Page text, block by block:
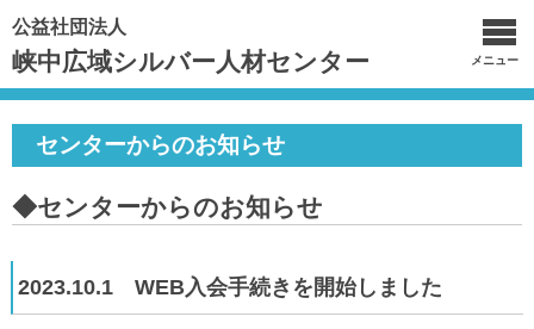
公益社団法人
峡中広域シルバー人材センター メニュー
センターからのお知らせ
◆センターからのお知らせ
2023.10.1 WEB入会手続きを開始しました